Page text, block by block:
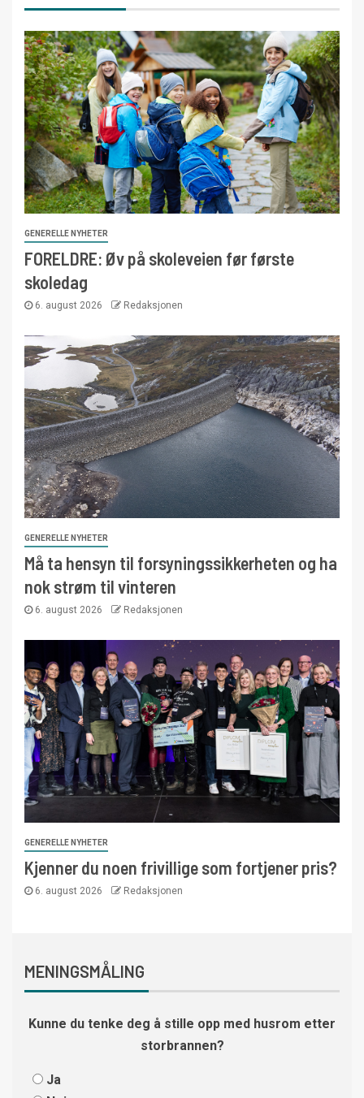
GENERELLE NYHETER
FORELDRE: Øv på skoleveien før første
skoledag
6. august 2026 Redaksjonen
GENERELLE NYHETER
Må ta hensyn til forsyningssikkerheten og ha
nok strøm til vinteren
6. august 2026 Redaksjonen
GENERELLE NYHETER
Kjenner du noen frivillige som fortjener pris?
6. august 2026 Redaksjonen
MENINGSMÅLING
Kunne du tenke deg å stille opp med husrom etter
storbrannen?
Ja